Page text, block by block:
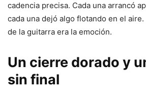
cadencia precisa. Cada una arrancó
cada una dejó algo flotando en el
de la guitarra era la emoción.
Un cierre dorado y
sin final